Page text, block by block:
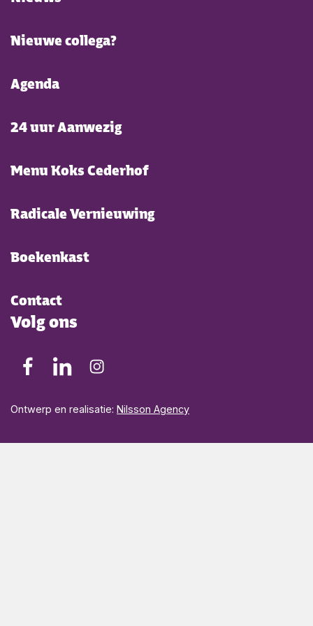
Nieuwe collega?
Agenda
24 uur Aanwezig
Menu Koks Cederhof
Radicale Vernieuwing
Boekenkast
Contact
Volg ons
Ontwerp en realisatie: Nilsson Agency